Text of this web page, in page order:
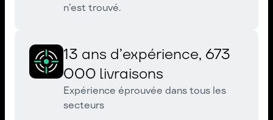
n’est trouvé.
13 ans d’expérience, 673
000 livraisons
Expérience éprouvée dans tous les
secteurs